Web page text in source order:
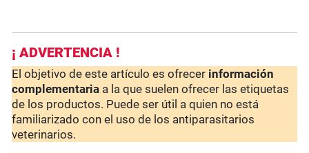
¡ ADVERTENCIA !
El objetivo de este artículo es ofrecer información
complementaria a la que suelen ofrecer las etiquetas
de los productos. Puede ser útil a quien no está
familiarizado con el uso de los antiparasitarios
veterinarios.